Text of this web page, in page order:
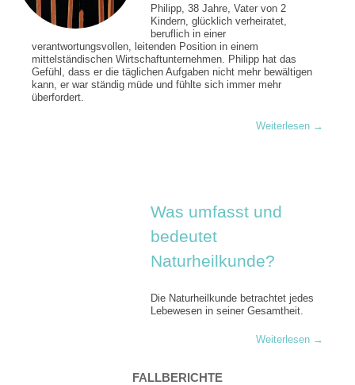
Philipp, 38 Jahre, Vater von 2
Kindern, glücklich verheiratet,
beruflich in einer
verantwortungsvollen, leitenden Position in einem
mittelständischen Wirtschaftunternehmen. Philipp hat das
Gefühl, dass er die täglichen Aufgaben nicht mehr bewältigen
kann, er war ständig müde und fühlte sich immer mehr
überfordert.
Weiterlesen →
Was umfasst und
bedeutet
Naturheilkunde?
Die Naturheilkunde betrachtet jedes
Lebewesen in seiner Gesamtheit.
Weiterlesen →
FALLBERICHTE